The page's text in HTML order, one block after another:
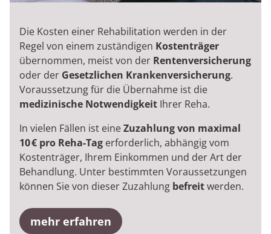
Die Kosten einer Rehabilitation werden in der
Regel von einem zuständigen Kostenträger
übernommen, meist von der Rentenversicherung
oder der Gesetzlichen Krankenversicherung.
Voraussetzung für die Übernahme ist die
medizinische Notwendigkeit Ihrer Reha.
In vielen Fällen ist eineZuzahlung von maximal
10 € pro Reha-Tag erforderlich, abhängig vom
Kostenträger, Ihrem Einkommen und der Art der
Behandlung. Unter bestimmten Voraussetzungen
können Sie von dieser Zuzahlung befreitwerden.
mehr erfahren